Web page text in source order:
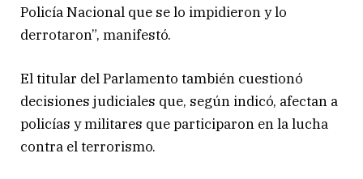
Policía Nacional que se lo impidieron y lo
derrotaron”, manifestó.
El titular del Parlamento también cuestionó
decisiones judiciales que, según indicó, afectan a
policías y militares que participaron en la lucha
contra el terrorismo.